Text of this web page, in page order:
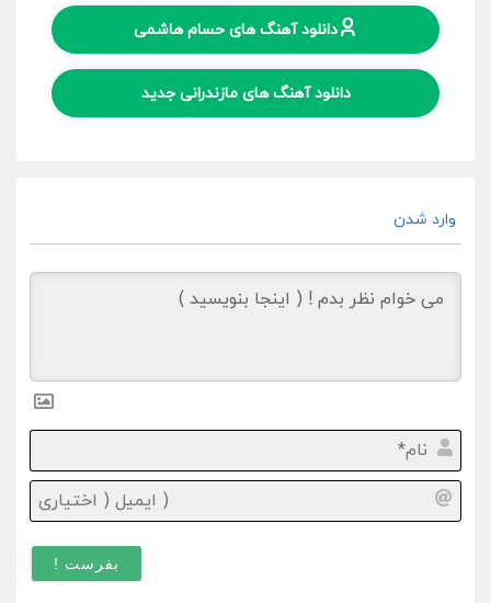
دانلود آهنگ های حسام هاشمی
دانلود آهنگ های مازندرانی جدید
وارد شدن
نام*